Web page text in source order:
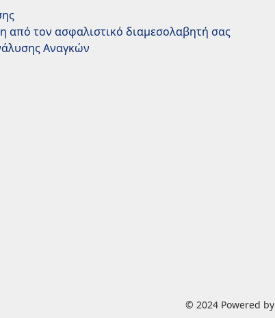
από τον ασφαλιστικό διαμεσολαβητή σας
Αναγκών
© 2024 Powered by